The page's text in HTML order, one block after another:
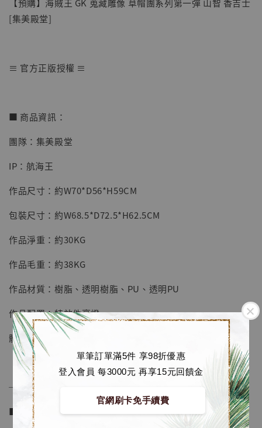
單筆訂單滿5件 享98折優惠
登入會員 每3000元 再享15元回饋金
官網刷卡免手續費
明紀念款 [奇蹟工作室]
NT$ 5,580
[集美殿堂]
≡ 官方正版授權 ≡
■ 商品資訊：
團隊：集美殿堂
IP：航海王
作品尺寸：約W70*D56*H59CM
包裝尺寸：約W68.5*D72.5*H62.5CM
作品淨重：約30KG
作品毛重：約38KG
作品材質：樹脂、透明樹脂、PU、透明PU
作品配置：特效件亮燈
體數：中國限量399體；全球合計799體
──────────────
■ 販售資訊：